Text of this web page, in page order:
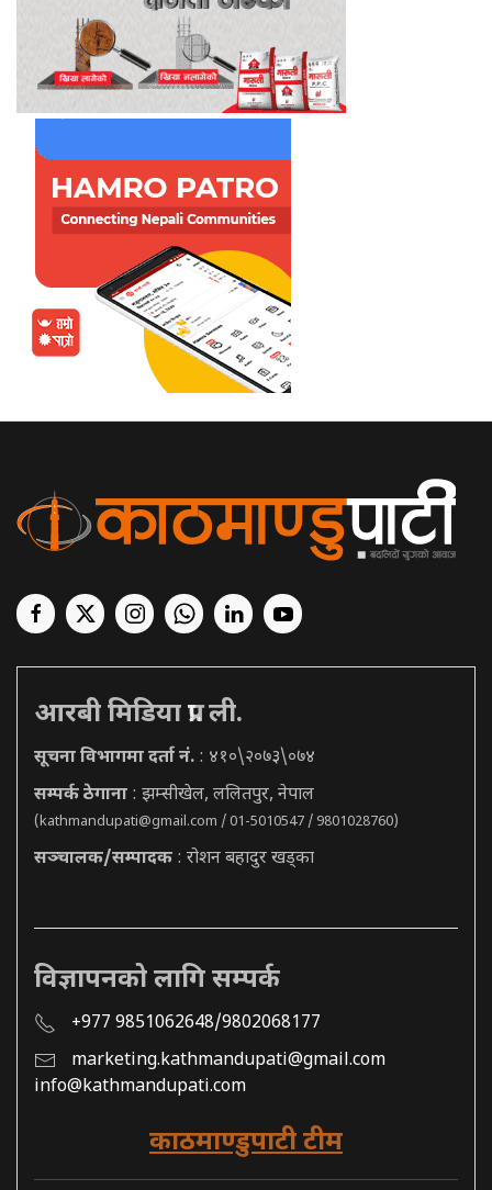
आरबी मिडिया प्रा. ली.
सूचना विभागमा दर्ता नं. : ४१०\२०७३\०७४
सम्पर्क ठेगाना : झम्सीखेल, ललितपुर, नेपाल
(kathmandupati@gmail.com / 01-5010547 / 9801028760)
सञ्चालक/सम्पादक : रोशन बहादुर खड्का
विज्ञापनको लागि सम्पर्क
+977 9851062648/9802068177
marketing.kathmandupati@gmail.com
info@kathmandupati.com
काठमाण्डुपाटी टीम